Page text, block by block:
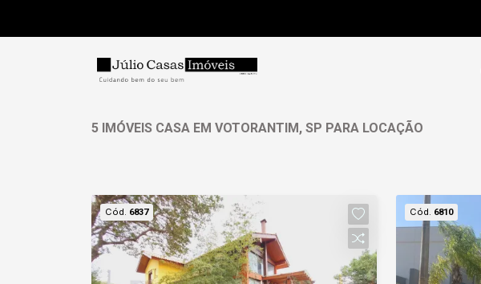
5 IMÓVEIS CASA EM VOTORANTIM, SP PARA LOCAÇÃO
Cód. 6837 Cód. 6810